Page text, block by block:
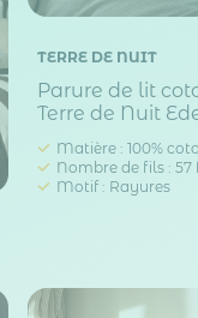
TERRE DE NUIT
Parure de lit
Terre de Nuit
Matière : 100%
Nombre de fils : 57
Motif : Rayures